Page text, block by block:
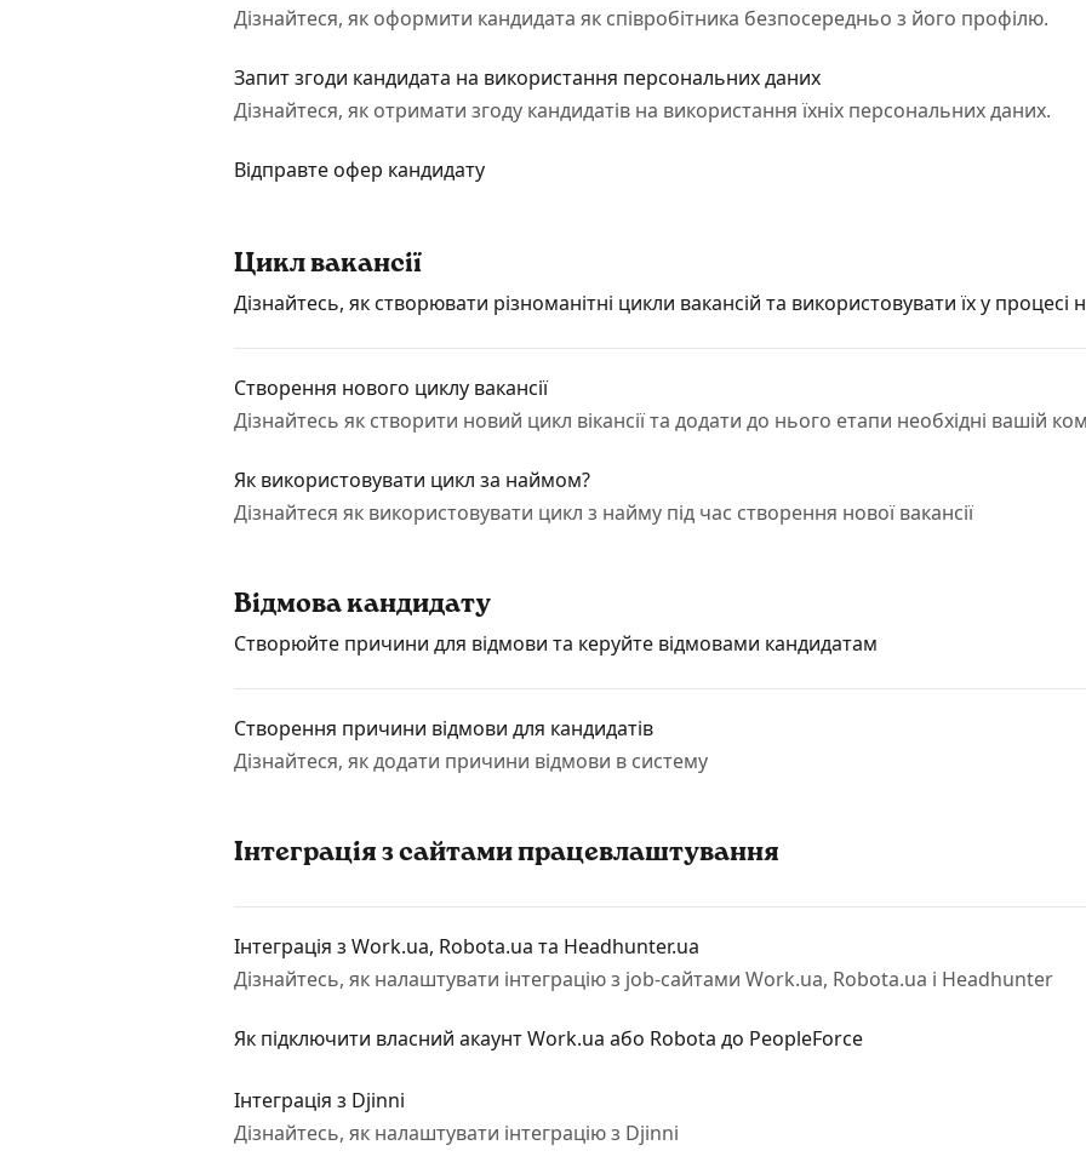
Дізнайтеся, як оформити кандидата як співробітника безпосередньо з його профілю.
Запит згоди кандидата на використання персональних даних
Дізнайтеся, як отримати згоду кандидатів на використання їхніх персональних даних.
Відправте офер кандидату
Цикл вакансії
Дізнайтесь, як створювати різноманітні цикли вакансій та використовувати їх у процесі
Створення нового циклу вакансії
Дізнайтесь як створити новий цикл вікансії та додати до нього етапи необхідні вашій
Як використовувати цикл за наймом?
Дізнайтеся як використовувати цикл з найму під час створення нової вакансії
Відмова кандидату
Створюйте причини для відмови та керуйте відмовами кандидатам
Створення причини відмови для кандидатів
Дізнайтеся, як додати причини відмови в систему
Інтеграція з сайтами працевлаштування
Інтеграція з Work.ua, Robota.ua та Headhunter.ua
Дізнайтесь, як налаштувати інтеграцію з job-сайтами Work.ua, Rоbota.ua і Headhunter
Як підключити власний акаунт Work.ua або Robota до PeopleForce
Інтеграція з Djinni
Дізнайтесь, як налаштувати інтеграцію з Djinni